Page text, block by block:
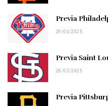
Previa
29/03/2025
Previa Saint
28/03/2025
Previa